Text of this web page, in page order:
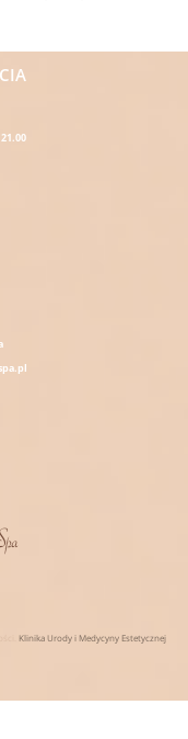
Klinika Urody i Medycyny Estetycznej